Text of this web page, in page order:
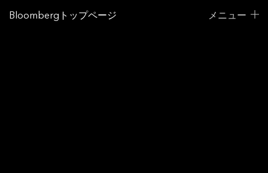
Bloombergトップページ メニュー